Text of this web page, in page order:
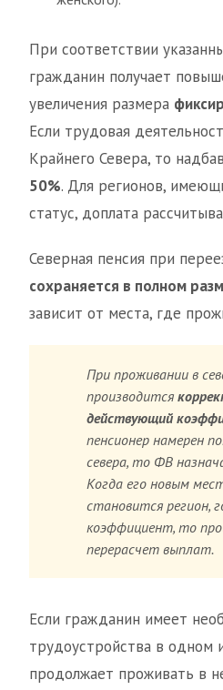
При соответствии
гражданин получает
увеличения размера
Если трудовая
Крайнего Севера, то
50%. Для регионов,
статус, доплата
Северная пенсия при
сохраняется в полном
зависит от места, где
При проживании в
производится
действующий
пенсионер намерен
севера, то ФВ
Когда его новым
становится регион,
коэффициент, то
перерасчет выплат.
Если гражданин имеет
трудоустройства в одном
продолжает проживать в